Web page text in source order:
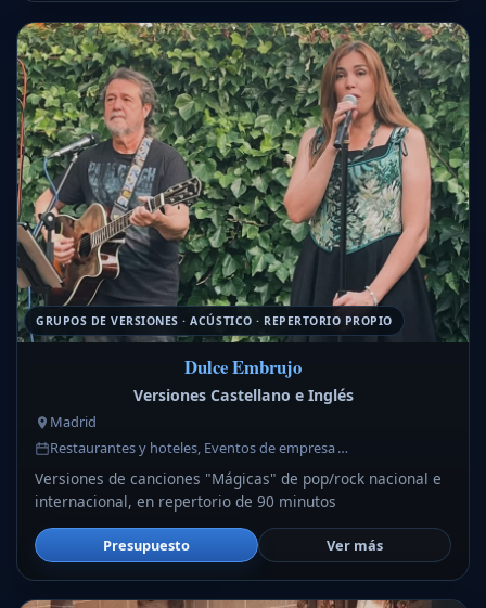
GRUPOS DE VERSIONES · ACÚSTICO · REPERTORIO PROPIO
Dulce Embrujo
Versiones Castellano e Inglés
Madrid
Restaurantes y hoteles, Eventos de empresa …
Versiones de canciones "Mágicas" de pop/rock nacional e
internacional, en repertorio de 90 minutos
Presupuesto Ver más